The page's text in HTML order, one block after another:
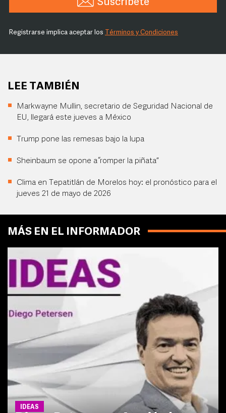
Suscríbete
Registrarse implica aceptar los Términos y Condiciones
LEE TAMBIÉN
Markwayne Mullin, secretario de Seguridad Nacional de
EU, llegará este jueves a México
Trump pone las remesas bajo la lupa
Sheinbaum se opone a “romper la piñata”
Clima en Tepatitlán de Morelos hoy: el pronóstico para el
jueves 21 de mayo de 2026
MÁS EN EL INFORMADOR
IDEAS